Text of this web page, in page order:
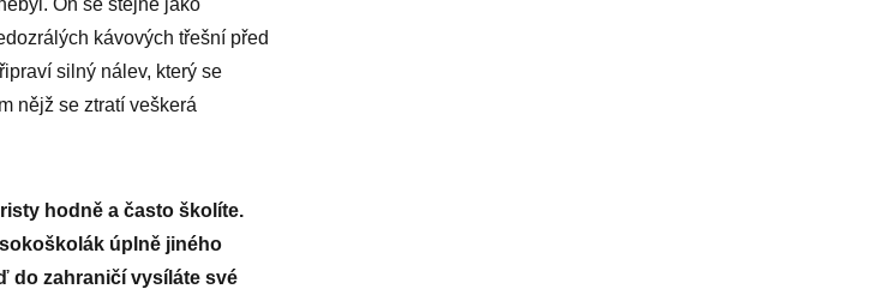
On se stejně jako
kávových třešní před
silný nálev, který se
nějž se ztratí veškerá
hodně a často školíte.
úplně jiného
do zahraničí vysíláte své